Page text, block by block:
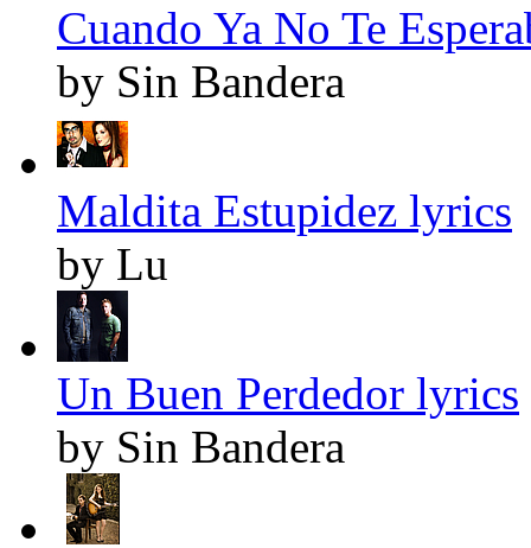
Cuando Ya No Te
by Sin Bandera
Maldita Estupidez lyrics
by Lu
Un Buen Perdedor lyrics
by Sin Bandera